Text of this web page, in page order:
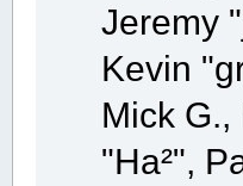
Jeremy
Kevin
Mick
"Ha²",